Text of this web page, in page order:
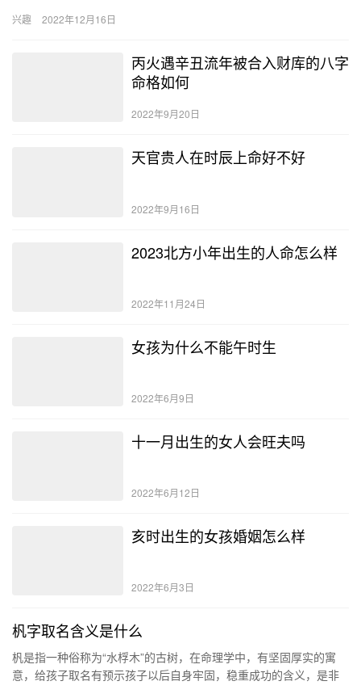
运…
兴趣 2022年12月16日
丙火遇辛丑流年被合入财库的八字
命格如何
2022年9月20日
天官贵人在时辰上命好不好
2022年9月16日
2023北方小年出生的人命怎么样
2022年11月24日
女孩为什么不能午时生
2022年6月9日
十一月出生的女人会旺夫吗
2022年6月12日
亥时出生的女孩婚姻怎么样
2022年6月3日
杋字取名含义是什么
杋是指一种俗称为“水桴木”的古树，在命理学中，有坚固厚实的寓
意，给孩子取名有预示孩子以后自身牢固，稳重成功的含义，是非